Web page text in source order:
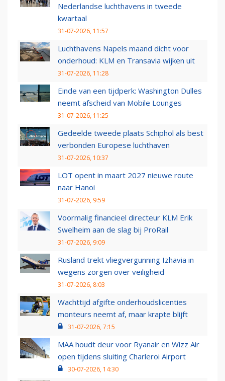
Nederlandse luchthavens in tweede
kwartaal
31-07-2026, 11:57
Luchthavens Napels maand dicht voor
onderhoud: KLM en Transavia wijken uit
31-07-2026, 11:28
Einde van een tijdperk: Washington Dulles
neemt afscheid van Mobile Lounges
31-07-2026, 11:25
Gedeelde tweede plaats Schiphol als best
verbonden Europese luchthaven
31-07-2026, 10:37
LOT opent in maart 2027 nieuwe route
naar Hanoi
31-07-2026, 9:59
Voormalig financieel directeur KLM Erik
Swelheim aan de slag bij ProRail
31-07-2026, 9:09
Rusland trekt vliegvergunning Izhavia in
wegens zorgen over veiligheid
31-07-2026, 8:03
Wachttijd afgifte onderhoudslicenties
monteurs neemt af, maar krapte blijft
31-07-2026, 7:15
MAA houdt deur voor Ryanair en Wizz Air
open tijdens sluiting Charleroi Airport
30-07-2026, 14:30